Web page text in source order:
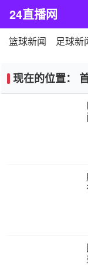
24直播网
篮球新闻 足球新
现在的位置：